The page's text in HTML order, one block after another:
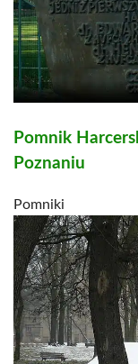
Pomnik
Poznaniu
Pomniki